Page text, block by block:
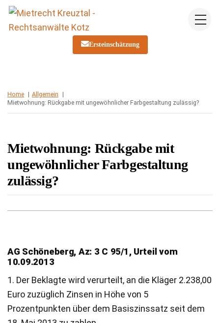
Skip
Ersteinschätzung
Home
Allgemein
Mietwohnung: Rückgabe mit ungewöhnlicher Farbgestaltung zulässig?
Mietwohnung: Rückgabe mit
ungewöhnlicher Farbgestaltung
zulässig?
AG Schöneberg, Az: 3 C 95/1, Urteil vom
10.09.2013
1. Der Beklagte wird verurteilt, an die Kläger 2.238,00
Euro zuzüglich Zinsen in Höhe von 5
Prozentpunkten über dem Basiszinssatz seit dem